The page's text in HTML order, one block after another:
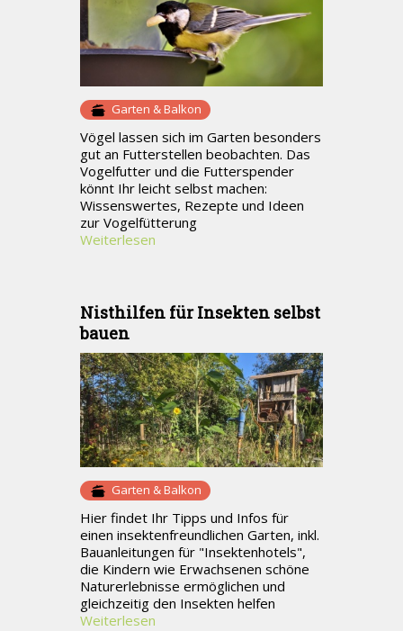
Garten & Balkon
Vögel lassen sich im Garten besonders
gut an Futterstellen beobachten. Das
Vogelfutter und die Futterspender
könnt Ihr leicht selbst machen:
Wissenswertes, Rezepte und Ideen
zur Vogelfütterung
Weiterlesen
Nisthilfen für Insekten selbst
bauen
Garten & Balkon
Hier findet Ihr Tipps und Infos für
einen insektenfreundlichen Garten, inkl.
Bauanleitungen für "Insektenhotels",
die Kindern wie Erwachsenen schöne
Naturerlebnisse ermöglichen und
gleichzeitig den Insekten helfen
Weiterlesen